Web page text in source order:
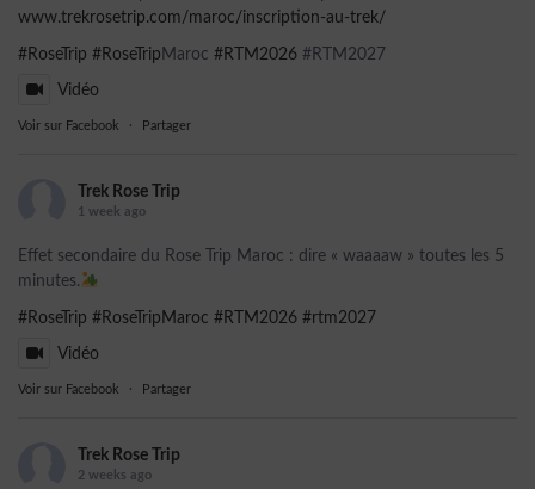
www.trekrosetrip.com/maroc/inscription-au-trek/
#RoseTrip #RoseTrip Maroc #RTM2026 #RTM2027
Vidéo
Voir sur Facebook · Partager
Trek Rose Trip
1 week ago
Effet secondaire du Rose Trip Maroc : dire « waaaaw » toutes les 5
minutes.
#RoseTrip #RoseTripMaroc #RTM2026 #rtm2027
Vidéo
Voir sur Facebook · Partager
Trek Rose Trip
2 weeks ago